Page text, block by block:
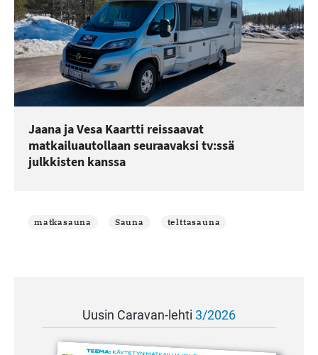
Jaana ja Vesa Kaartti reissaavat
matkailuautollaan seuraavaksi tv:ssä
julkkisten kanssa
matkasauna Sauna telttasauna
Uusin Caravan-lehti 3/2026